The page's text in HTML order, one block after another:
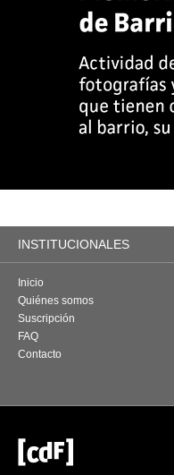
INSTITUCIONALES
Inicio
Quiénes somos
Suscripción
FAQ
Contacto